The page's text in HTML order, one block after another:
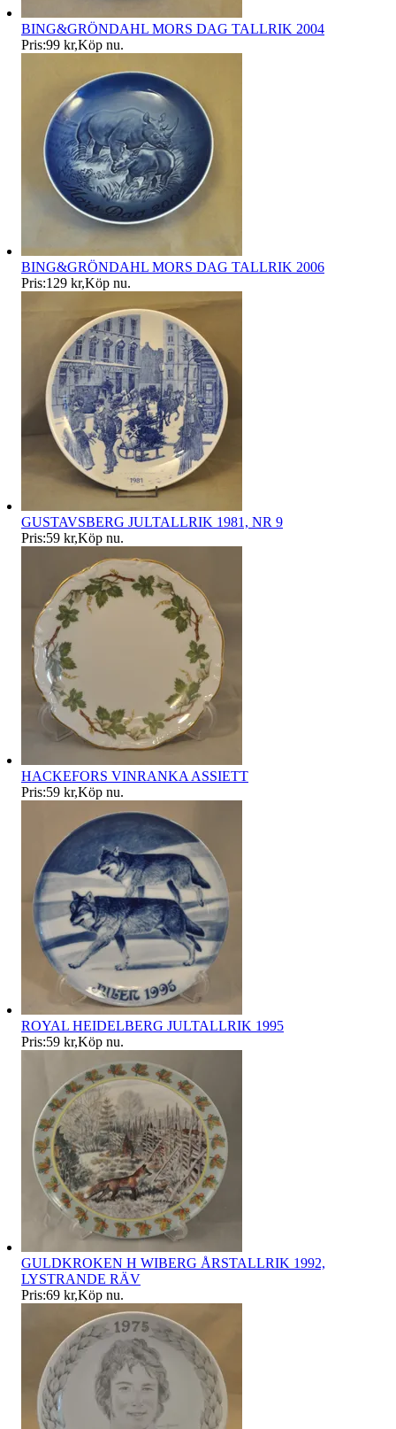
BING&GRÖNDAHL MORS DAG TALLRIK 2004
Pris:99 kr,Köp nu.
BING&GRÖNDAHL MORS DAG TALLRIK 2006
Pris:129 kr,Köp nu.
GUSTAVSBERG JULTALLRIK 1981, NR 9
Pris:59 kr,Köp nu.
HACKEFORS VINRANKA ASSIETT
Pris:59 kr,Köp nu.
ROYAL HEIDELBERG JULTALLRIK 1995
Pris:59 kr,Köp nu.
GULDKROKEN H WIBERG ÅRSTALLRIK 1992,
LYSTRANDE RÄV
Pris:69 kr,Köp nu.